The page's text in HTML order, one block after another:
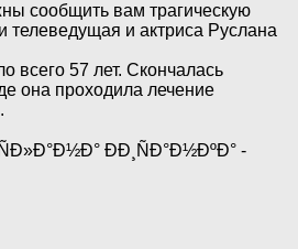
сообщить вам трагическую
телеведущая и актриса Руслана
57 лет. Скончалась
она проходила лечение